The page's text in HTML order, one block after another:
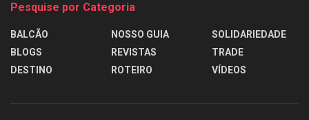
Pesquise por Categoria
BALCÃO
BLOGS
DESTINO
NOSSO GUIA
REVISTAS
ROTEIRO
SOLIDARIEDADE
TRADE
VÍDEOS